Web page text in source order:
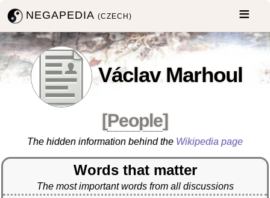
NEGAPEDIA(CZECH)
Václav Marhoul
[People]
The hidden information behind the Wikipedia page
Words that matter
The most important words from all discussions